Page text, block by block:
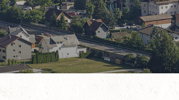
Restaurant
Sport & Kultur
Seminare
Service & Info